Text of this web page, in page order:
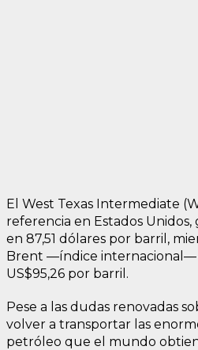
El West Texas Intermediate
referencia en Estados Unidos,
en 87,51 dólares por barril,
Brent —índice internacional—
US$95,26 por barril.
Pese a las dudas renovadas
volver a transportar las
petróleo que el mundo